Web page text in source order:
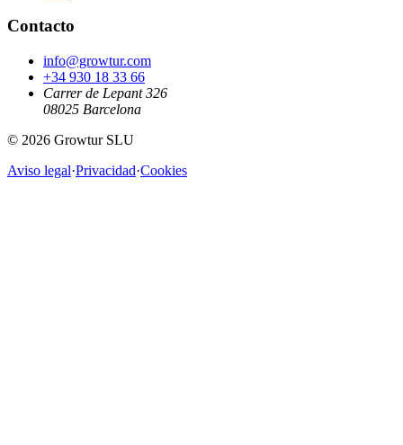
Contacto
info@growtur.com
+34 930 18 33 66
Carrer de Lepant 326
08025 Barcelona
© 2026 Growtur SLU
Aviso legal·Privacidad·Cookies